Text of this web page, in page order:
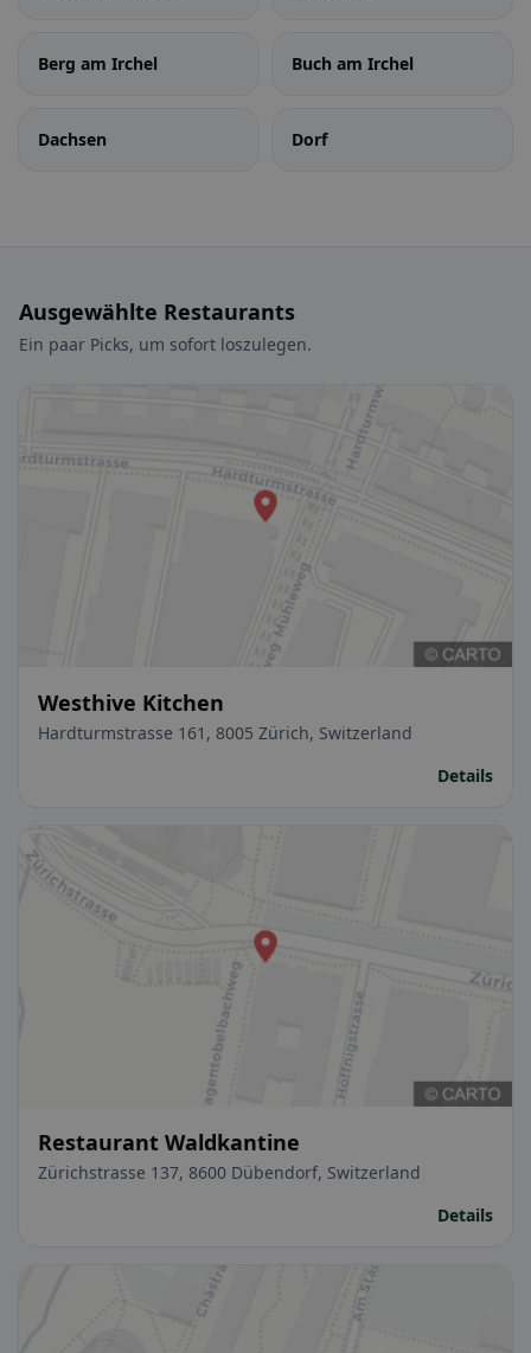
Berg am Irchel Buch am Irchel
Dachsen Dorf
Ausgewählte Restaurants
Ein paar Picks, um sofort loszulegen.
Westhive Kitchen
Hardturmstrasse 161, 8005 Zürich, Switzerland
Details
Restaurant Waldkantine
Zürichstrasse 137, 8600 Dübendorf, Switzerland
Details